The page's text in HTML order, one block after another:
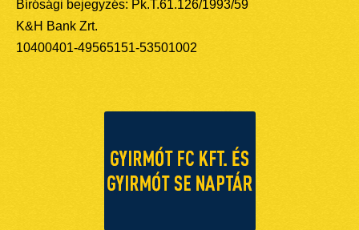
Bírósági bejegyzés: Pk.T.61.126/1993/59
K&H Bank Zrt.
10400401-49565151-53501002